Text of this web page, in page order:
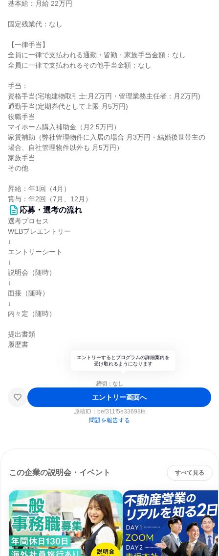
基本給：月給 22万円
固定残業代：なし
【一律手当】
全員に一律で支払われる通勤・皆勤・家族手当金額：なし
全員に一律で支払われるその他手当金額：なし
手当：
資格手当(宅地建物取引士:月2万円・管理業務主任者：月2万円)
通勤手当(定期券代として上限 月5万円)
役職手当
マイホーム購入補助金（月2.5万円）
家賃補助（弊社管理物件に入居の場合 月3万円・結婚後世帯主の
場合、自社管理物件以外も 月5万円）
家族手当
その他
昇給：年1回（4月）
賞与：年2回（7月、12月）
応募・選考の流れ
選考プロセス
WEBプレエントリー
↓
エントリーシート
↓
説明会（随時）
↓
面接（随時）
↓
内々定（随時）
提出書類
履歴書
エントリーするとプログラムの詳細案内を
受け取れるようになります
締切：なし
エントリー画面へ
原稿ID： bef311f5e33698fe
問題を報告する
この企業の説明会・イベント すべて見る